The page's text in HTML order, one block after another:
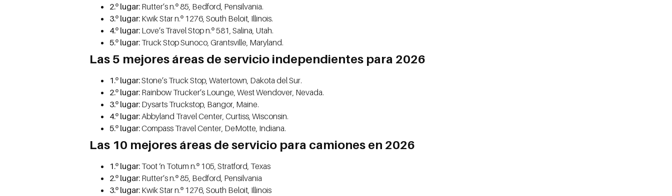
2.º lugar: Rutter’s n.º 85, Bedford, Pensilvania.
3.º lugar: Kwik Star n.º 1276, South Beloit, Illinois.
4.º lugar: Love’s Travel Stop n.º 581, Salina, Utah.
5.º lugar:Truck Stop Sunoco, Grantsville, Maryland.
Las 5 mejores áreas de servicio independientes para 2026
1.º lugar:Stone’s Truck Stop, Watertown, Dakota del Sur.
2.º lugar: Rainbow Trucker’s Lounge, West Wendover, Nevada.
3.º lugar: Dysarts Truckstop, Bangor, Maine.
4.º lugar: Abbyland Travel Center, Curtiss, Wisconsin.
5.º lugar:Compass Travel Center, DeMotte, Indiana.
Las 10 mejores áreas de servicio para camiones en 2026
1.º lugar:Toot ‘n Totum n.º 105, Stratford, Texas
2.º lugar: Rutter’s n.º 85, Bedford, Pensilvania
3.º lugar: Kwik Star n.º 1276, South Beloit, Illinois